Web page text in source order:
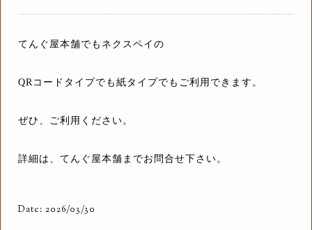
てんぐ屋本舗でもネクスペイの
QRコードタイプでも紙タイプでもご利用できます。
ぜひ、ご利用ください。
詳細は、てんぐ屋本舗までお問合せ下さい。
Date: 2026/03/30